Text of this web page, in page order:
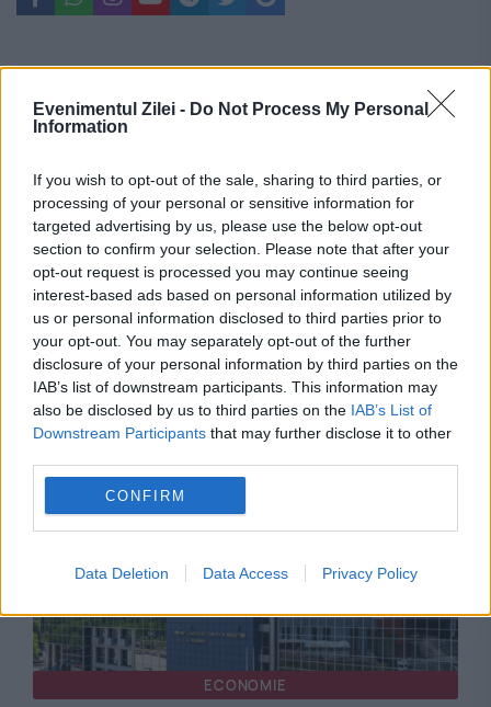
Evenimentul Zilei - Do Not Process My Personal
Information
If you wish to opt-out of the sale, sharing to third parties, or
processing of your personal or sensitive information for
targeted advertising by us, please use the below opt-out
section to confirm your selection. Please note that after your
opt-out request is processed you may continue seeing
interest-based ads based on personal information utilized by
us or personal information disclosed to third parties prior to
your opt-out. You may separately opt-out of the further
disclosure of your personal information by third parties on the
IAB’s list of downstream participants. This information may
also be disclosed by us to third parties on the IAB’s List of
Downstream Participants that may further disclose it to other
CONFIRM
Data Deletion Data Access Privacy Policy
Recomandările noastre
ECONOMIE